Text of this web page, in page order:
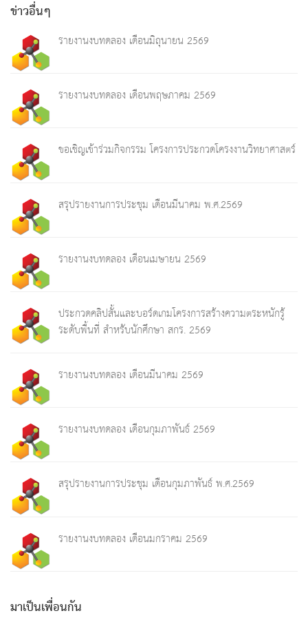
ข่าวอื่นๆ
รายงานงบทดลอง เดือนมิถุนายน 2569
รายงานงบทดลอง เดือนพฤษภาคม 2569
ขอเชิญเข้าร่วมกิจกรรม โครงการประกวดโครงงานวิทยาศาสตร์
สรุปรายงานการประชุม เดือนมีนาคม พ.ศ.2569
รายงานงบทดลอง เดือนเมษายน 2569
ประกวดคลิปสั้นและบอร์ดเกมโครงการสร้างความตระหนักรู้
ระดับพื้นที่ สำหรับนักศึกษา สกร. 2569
รายงานงบทดลอง เดือนมีนาคม 2569
รายงานงบทดลอง เดือนกุมภาพันธ์ 2569
สรุปรายงานการประชุม เดือนกุมภาพันธ์ พ.ศ.2569
รายงานงบทดลอง เดือนมกราคม 2569
มาเป็นเพื่อนกัน